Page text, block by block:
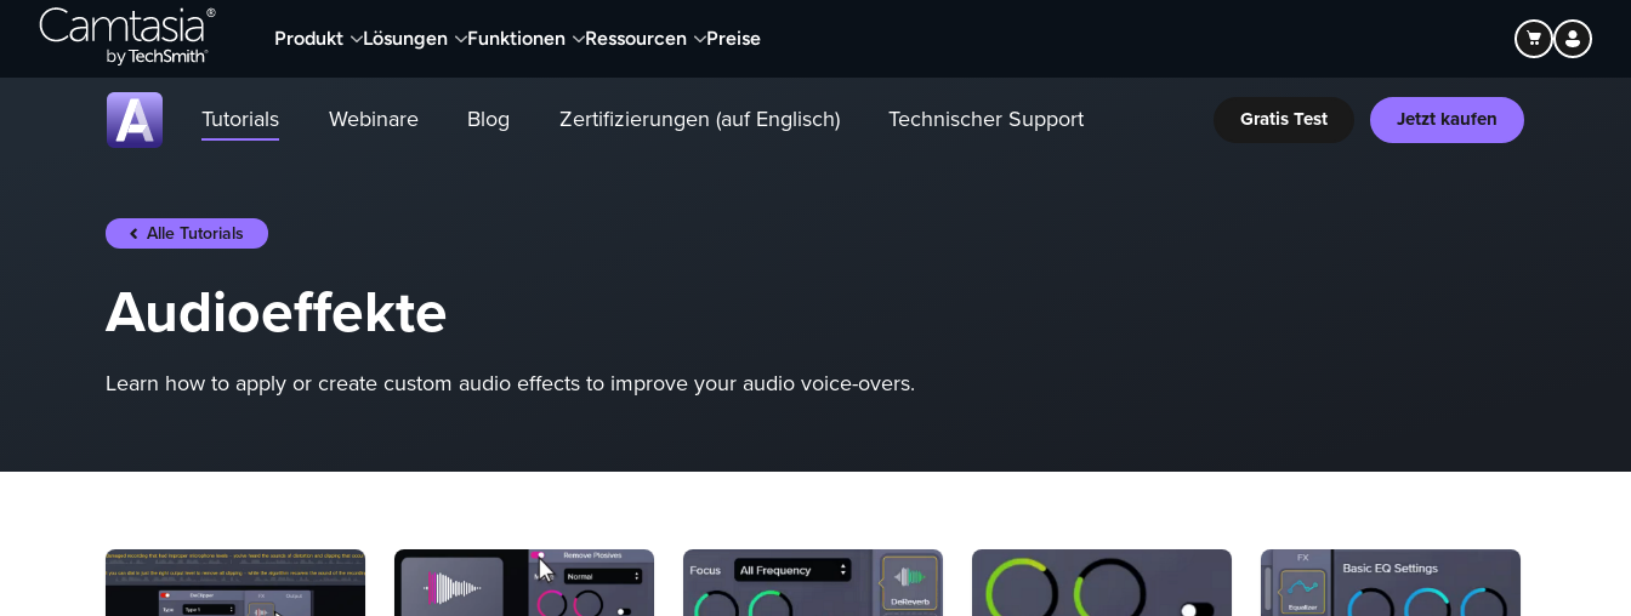
Direkt
Produkt Lösungen Funktionen Ressourcen Preise
Tutorials Webinare Blog Zertifizierungen (auf Englisch) Technischer Support Gratis Test Jetzt kaufen
Alle Tutorials
Audioeffekte
Learn how to apply or create custom audio effects to improve your audio voice-overs.